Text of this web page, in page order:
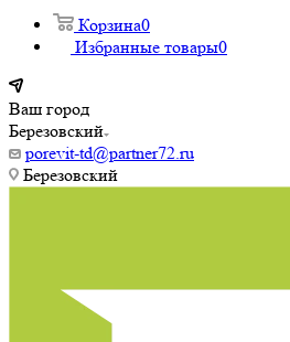
Корзина0
Избранные товары0
Ваш город
Березовский
porevit-td@partner72.ru
Березовский